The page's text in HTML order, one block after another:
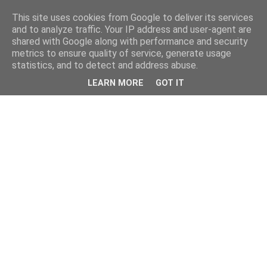
This site uses cookies from Google to deliver its services
and to analyze traffic. Your IP address and user-agent are
shared with Google along with performance and security
metrics to ensure quality of service, generate usage
statistics, and to detect and address abuse.
LEARN MORE GOT IT